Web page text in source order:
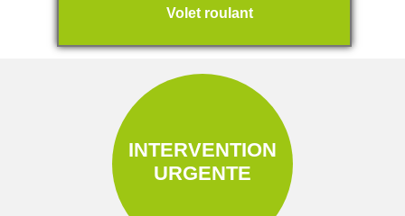
Volet roulant
INTERVENTION
URGENTE